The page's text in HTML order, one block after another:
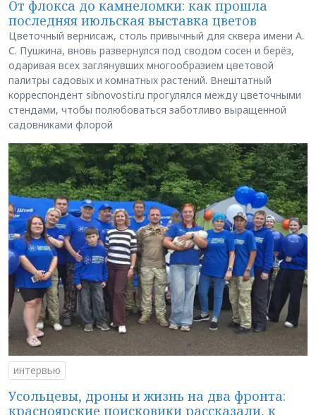
От флокса до камнеломки: как прошла
последняя июльская выставка цветов
Цветочный вернисаж, столь привычный для сквера имени А.
С. Пушкина, вновь развернулся под сводом сосен и берёз,
одаривая всех заглянувших многообразием цветовой
палитры садовых и комнатных растений. Внештатный
корреспондент sibnovosti.ru прогулялся между цветочными
стендами, чтобы полюбоваться заботливо выращенной
садовниками флорой
интервью
Усольцевы, дроны и жизнь на два фронта:
красноярские поисковики рассказали, к